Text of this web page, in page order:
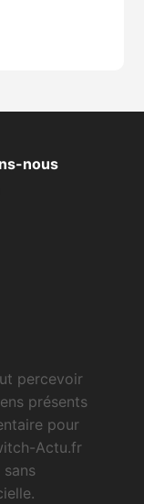
nous
percevoir
présents
pour
Actu.fr